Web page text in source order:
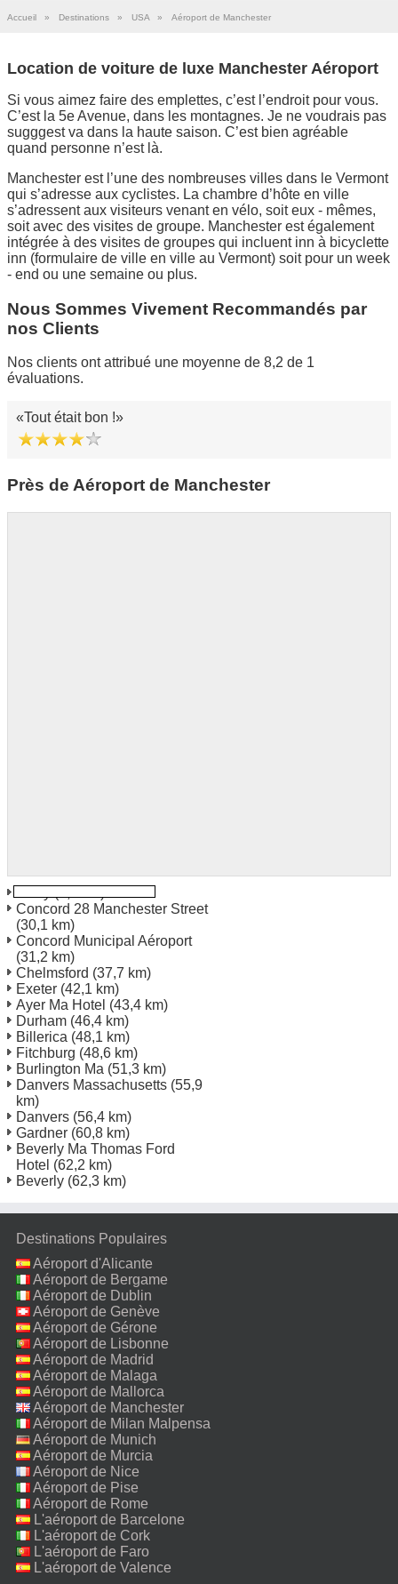
Accueil » Destinations » USA » Aéroport de Manchester
Location de voiture de luxe Manchester Aéroport
Si vous aimez faire des emplettes, c’est l’endroit pour vous.
C’est la 5e Avenue, dans les montagnes. Je ne voudrais pas
sugggest va dans la haute saison. C’est bien agréable
quand personne n’est là.
Manchester est l’une des nombreuses villes dans le Vermont
qui s’adresse aux cyclistes. La chambre d’hôte en ville
s’adressent aux visiteurs venant en vélo, soit eux - mêmes,
soit avec des visites de groupe. Manchester est également
intégrée à des visites de groupes qui incluent inn à bicyclette
inn (formulaire de ville en ville au Vermont) soit pour un week
- end ou une semaine ou plus.
Nous Sommes Vivement Recommandés par
nos Clients
Nos clients ont attribué une moyenne de 8,2 de 1
évaluations.
Tout était bon !
Près de Aéroport de Manchester
Concord 28 Manchester Street
(30,1 km)
Concord Municipal Aéroport
(31,2 km)
Chelmsford (37,7 km)
Exeter (42,1 km)
Ayer Ma Hotel (43,4 km)
Durham (46,4 km)
Billerica (48,1 km)
Fitchburg (48,6 km)
Burlington Ma (51,3 km)
Danvers Massachusetts (55,9
km)
Danvers (56,4 km)
Gardner (60,8 km)
Beverly Ma Thomas Ford
Hotel (62,2 km)
Beverly (62,3 km)
Destinations Populaires
Aéroport d'Alicante
Aéroport de Bergame
Aéroport de Dublin
Aéroport de Genève
Aéroport de Gérone
Aéroport de Lisbonne
Aéroport de Madrid
Aéroport de Malaga
Aéroport de Mallorca
Aéroport de Manchester
Aéroport de Milan Malpensa
Aéroport de Munich
Aéroport de Murcia
Aéroport de Nice
Aéroport de Pise
Aéroport de Rome
Fiumicino
L'aéroport de Barcelone
L'aéroport de Cork
L'aéroport de Faro
L'aéroport de Valence